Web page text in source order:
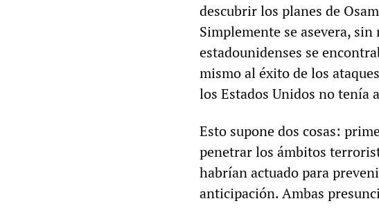
descubrir los planes de
Simplemente se asevera,
estadounidenses se
mismo al éxito de los
los Estados Unidos no tenía
Esto supone dos cosas:
penetrar los ámbitos
habrían actuado para
anticipación. Ambas